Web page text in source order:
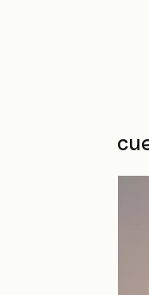
Weitere